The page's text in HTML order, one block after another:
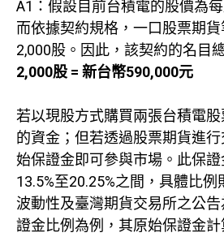
A1：假設目前台積電的股價為
而依據契約規格，一口股票期
2,000股。因此，該契約的名目
2,000股 = 新台幣590,000元
若以現股方式購買兩張台積電
的資金；但若透過股票期貨進
始保證金即可參與市場。此保
13.5%至20.25%之間，具體比
波動性及臺灣期貨交易所之公
證金比例為例，其原始保證金計